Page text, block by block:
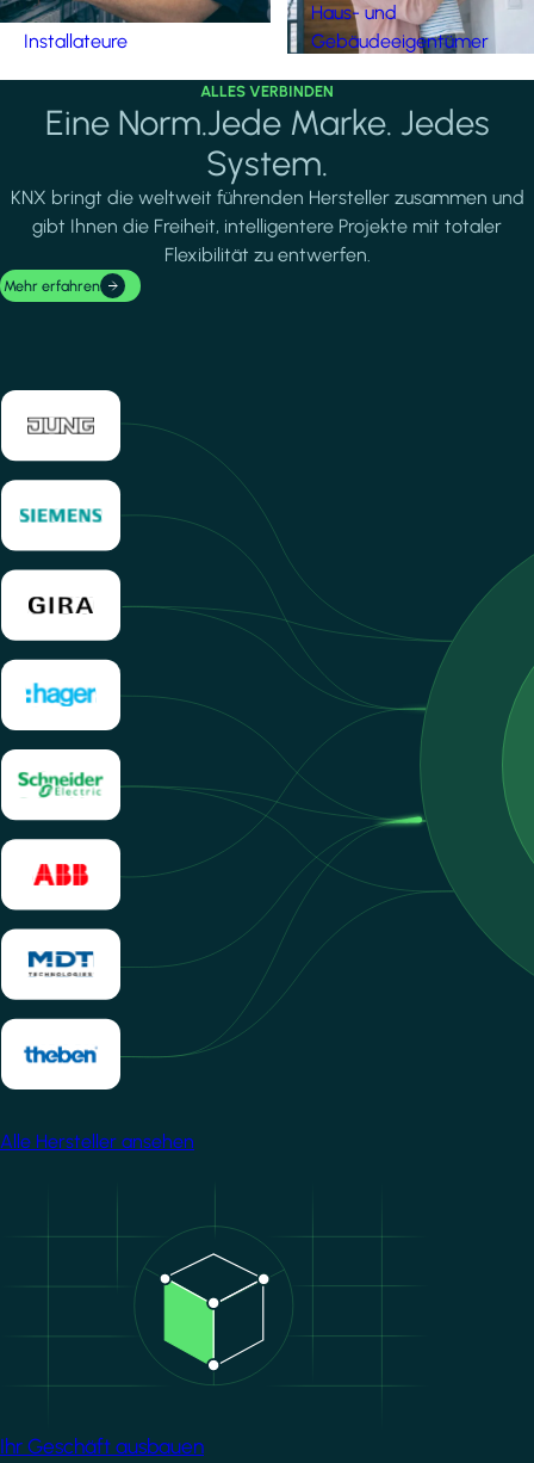
Installateure
Haus- und
Gebäudeeigentümer
ALLES VERBINDEN
Eine Norm.Jede Marke. Jedes
System.
KNX bringt die weltweit führenden Hersteller zusammen und
gibt Ihnen die Freiheit, intelligentere Projekte mit totaler
Flexibilität zu entwerfen.
Mehr erfahren
Alle Hersteller ansehen
Ihr Geschäft ausbauen